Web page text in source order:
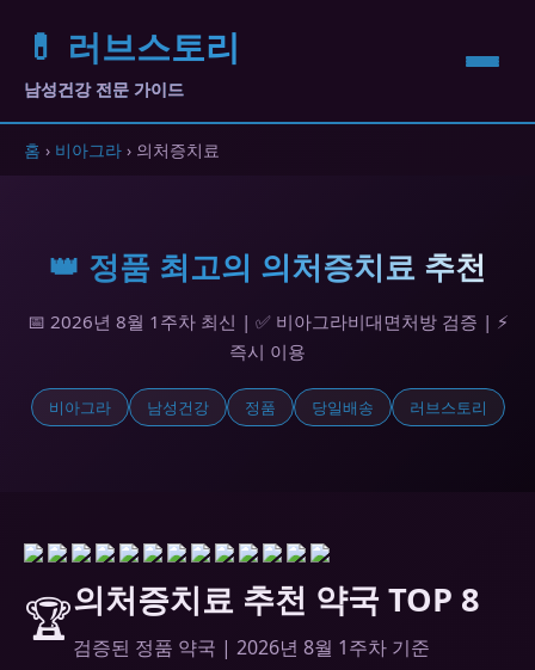
💊 러브스토리
남성건강 전문 가이드
홈 › 비아그라 › 의처증치료
👑 정품 최고의 의처증치료 추천
📅 2026년 8월 1주차 최신 | ✅ 비아그라비대면처방 검증 | ⚡
즉시 이용
비아그라 남성건강 정품 당일배송 러브스토리
🏆의처증치료 추천 약국 TOP 8
검증된 정품 약국 | 2026년 8월 1주차 기준